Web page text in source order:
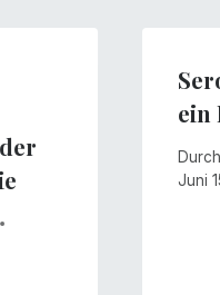
ein
Durch
Juni